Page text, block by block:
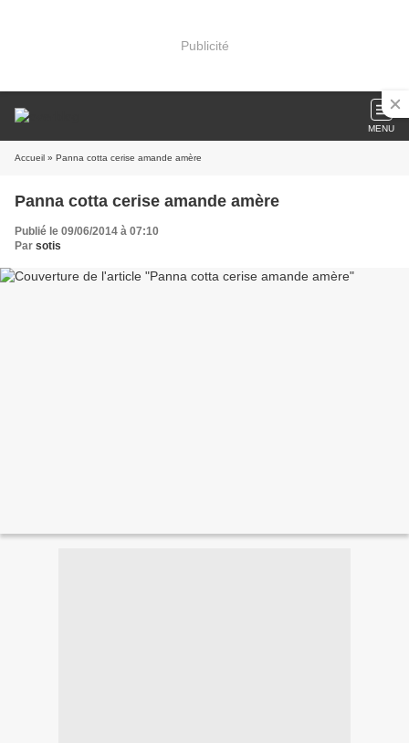
Publicité
MENU
Accueil » Panna cotta cerise amande amère
Panna cotta cerise amande amère
Publié le 09/06/2014 à 07:10
Par sotis